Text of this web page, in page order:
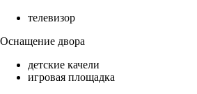
телевизор
Оснащение двора
детские качели
игровая площадка